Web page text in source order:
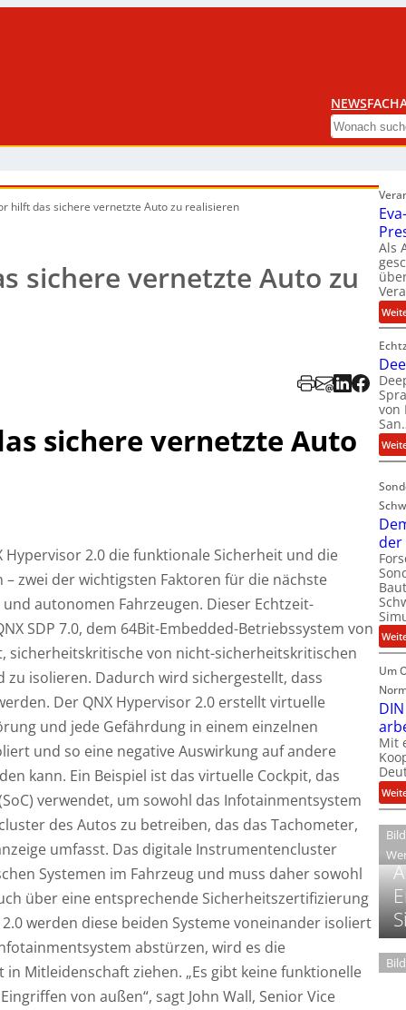
NEWS
Search
hilft das sichere vernetzte Auto zu realisieren
sichere vernetzte Auto zu
sichere vernetzte Auto
2.0 die funktionale Sicherheit und die
zwei der wichtigsten Faktoren für die nächste
autonomen Fahrzeugen. Dieser Echtzeit-
SDP 7.0, dem 64Bit-Embedded-Betriebssystem von
sicherheitskritische von nicht-sicherheitskritischen
isolieren. Dadurch wird sichergestellt, dass
Der QNX Hypervisor 2.0 erstellt virtuelle
und jede Gefährdung in einem einzelnen
und so eine negative Auswirkung auf andere
kann. Ein Beispiel ist das virtuelle Cockpit, das
verwendet, um sowohl das Infotainmentsystem
des Autos zu betreiben, das das Tachometer,
umfasst. Das digitale Instrumentencluster
Systemen im Fahrzeug und muss daher sowohl
über eine entsprechende Sicherheitszertifizierung
werden diese beiden Systeme voneinander isoliert
abstürzen, wird es die
Mitleidenschaft ziehen. „Es gibt keine funktionelle
von außen“, sagt John Wall, Senior Vice
Als
von
der
Um
Mit